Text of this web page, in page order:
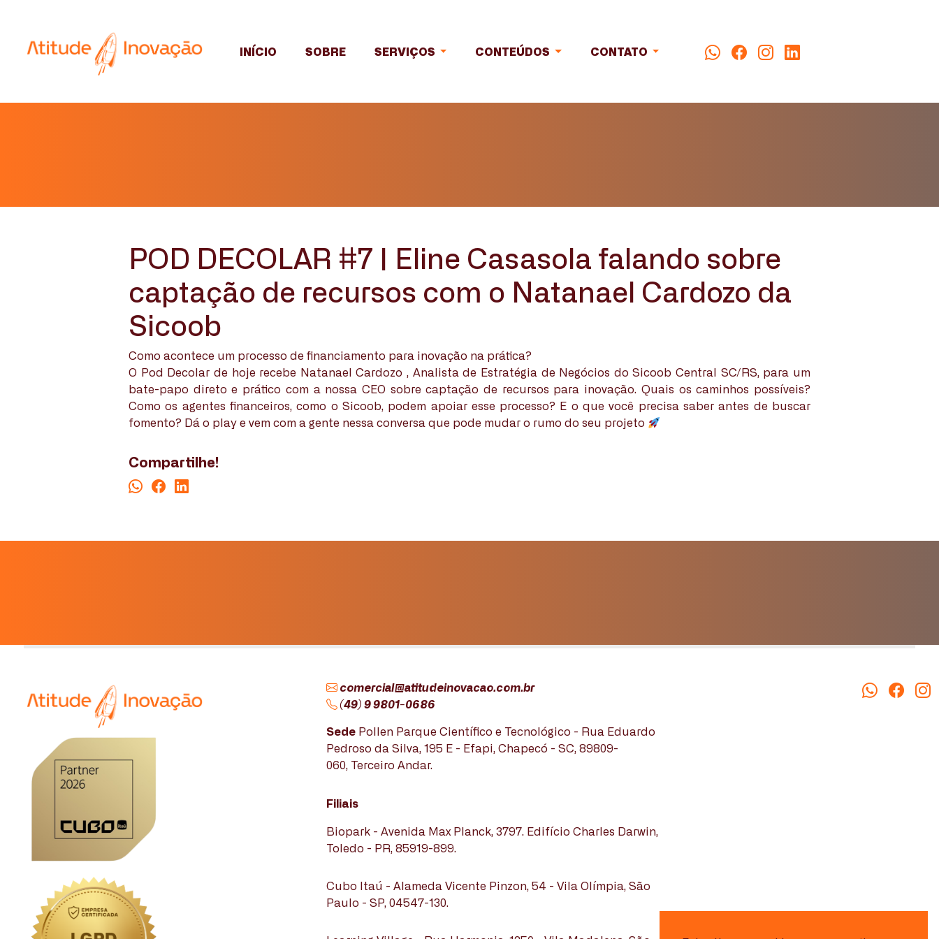
INÍCIO SOBRE SERVIÇOS CONTEÚDOS CONTATO
POD DECOLAR #7 | Eline Casasola falando sobre
captação de recursos com o Natanael Cardozo da
Sicoob
Como acontece um processo de financiamento para inovação na prática?
O Pod Decolar de hoje recebe Natanael Cardozo , Analista de Estratégia de Negócios do Sicoob Central SC/RS, para um
bate-papo direto e prático com a nossa CEO sobre captação de recursos para inovação. Quais os caminhos possíveis?
Como os agentes financeiros, como o Sicoob, podem apoiar esse processo? E o que você precisa saber antes de buscar
fomento? Dá o play e vem com a gente nessa conversa que pode mudar o rumo do seu projeto
Compartilhe!
comercial@atitudeinovacao.com.br
(49) 9 9801-0686
Sede Pollen Parque Científico e Tecnológico - Rua Eduardo
Pedroso da Silva, 195 E - Efapi, Chapecó - SC, 89809-
060, Terceiro Andar.
Filiais
Biopark - Avenida Max Planck, 3797. Edifício Charles Darwin,
Toledo - PR, 85919-899.
Cubo Itaú - Alameda Vicente Pinzon, 54 - Vila Olímpia, São
Paulo - SP, 04547-130.